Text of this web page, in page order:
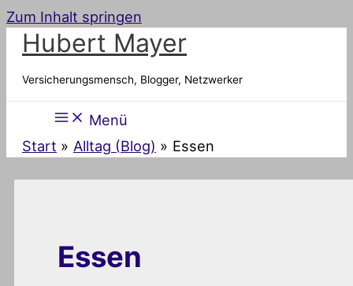
Zum Inhalt springen
Hubert Mayer
Versicherungsmensch, Blogger, Netzwerker
Menü
Start
Alltag (Blog) Essen
Essen